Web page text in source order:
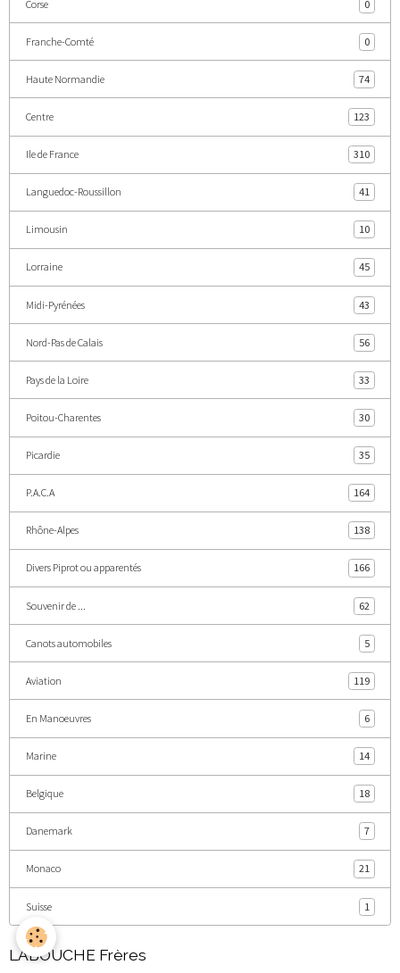
Corse 0
Franche-Comté 0
Haute Normandie 74
Centre 123
Ile de France 310
Languedoc-Roussillon 41
Limousin 10
Lorraine 45
Midi-Pyrénées 43
Nord-Pas de Calais 56
Pays de la Loire 33
Poitou-Charentes 30
Picardie 35
P.A.C.A 164
Rhône-Alpes 138
Divers Piprot ou apparentés 166
Souvenir de ... 62
Canots automobiles 5
Aviation 119
En Manoeuvres 6
Marine 14
Belgique 18
Danemark 7
Monaco 21
Suisse 1
LABOUCHE Frères